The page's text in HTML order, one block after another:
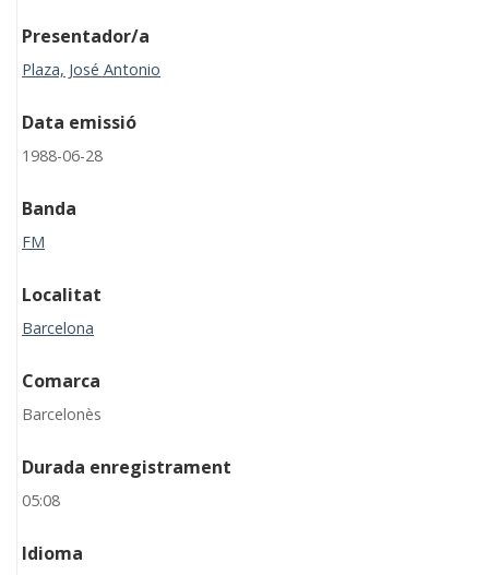
Presentador/a
Plaza, José Antonio
Data emissió
1988-06-28
Banda
FM
Localitat
Barcelona
Comarca
Barcelonès
Durada enregistrament
05:08
Idioma